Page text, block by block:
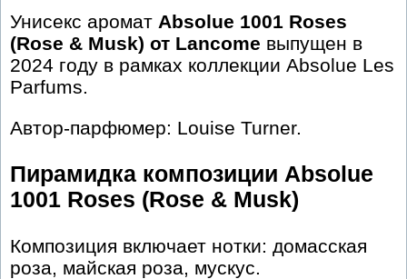
Унисекс аромат Absolue 1001 Roses
(Rose & Musk) от Lancome выпущен в
2024 году в рамках коллекции Absolue Les
Parfums.
Автор-парфюмер: Louise Turner.
Пирамидка композиции Absolue
1001 Roses (Rose & Musk)
Композиция включает нотки: домасская
роза, майская роза, мускус.